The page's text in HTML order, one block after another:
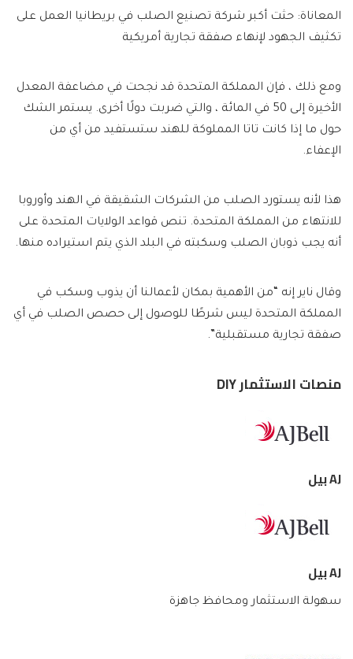
المعاناة: حثت أكبر شركة تصنيع الصلب في بريطانيا العمل على
تكثيف الجهود لإنهاء صفقة تجارية أمريكية
ومع ذلك ، فإن المملكة المتحدة قد نجحت في مضاعفة المعدل
الأخيرة إلى 50 في المائة ، والتي ضربت دولًا أخرى. يستمر الشك
حول ما إذا كانت تاتا المملوكة للهند ستستفيد من أي من
الإعفاء.
هذا لأنه يستورد الصلب من الشركات الشقيقة في الهند وأوروبا
للانتهاء من المملكة المتحدة. تنص قواعد الولايات المتحدة على
أنه يجب ذوبان الصلب وسكبته في البلد الذي يتم استيراده منها.
وقال ناير إنه “من الأهمية بمكان لأعمالنا أن يذوب وسكب في
المملكة المتحدة ليس شرطًا للوصول إلى حصص الصلب في أي
صفقة تجارية مستقبلية”.
منصات الاستثمار DIY
AJ بيل
AJ بيل
سهولة الاستثمار ومحافظ جاهزة